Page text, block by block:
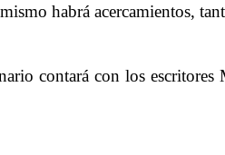
habrá acercamientos,
contará con los